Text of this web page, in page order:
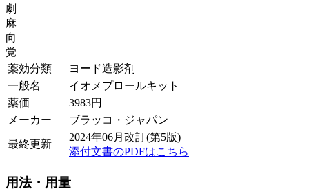
劇
麻
向
覚
薬効分類
ヨード造影剤
一般名
イオメプロールキット
薬価
3983円
メーカー
ブラッコ・ジャパン
最終更新
2024年06月改訂(第5版)
添付文書のPDFはこちら
用法・用量